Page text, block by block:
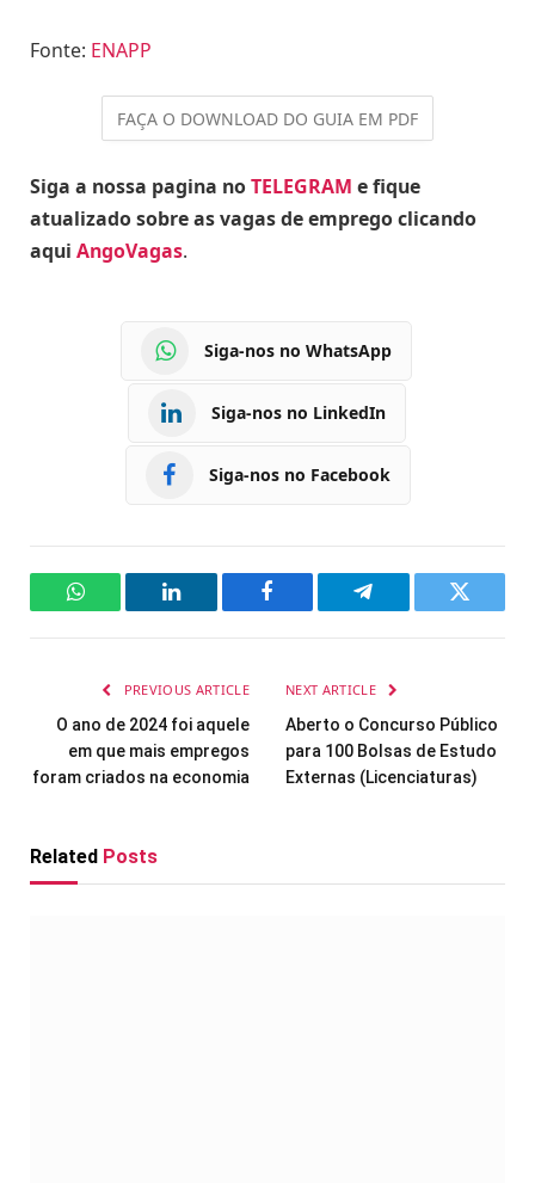
Fonte: ENAPP
Siga a nossa pagina noTELEGRAM e fique
atualizado sobre as vagas de emprego clicando
aqui AngoVagas.
Siga-nos no WhatsApp
Siga-nos no LinkedIn
Siga-nos no Facebook
WhatsAppLinkedIn Facebook Telegram Twitter
PREVIOUS ARTICLE
O ano de 2024 foi aquele
em que mais empregos
foram criados na economia
NEXT ARTICLE
Aberto o Concurso Público
para 100 Bolsas de Estudo
Externas (Licenciaturas)
Related Posts